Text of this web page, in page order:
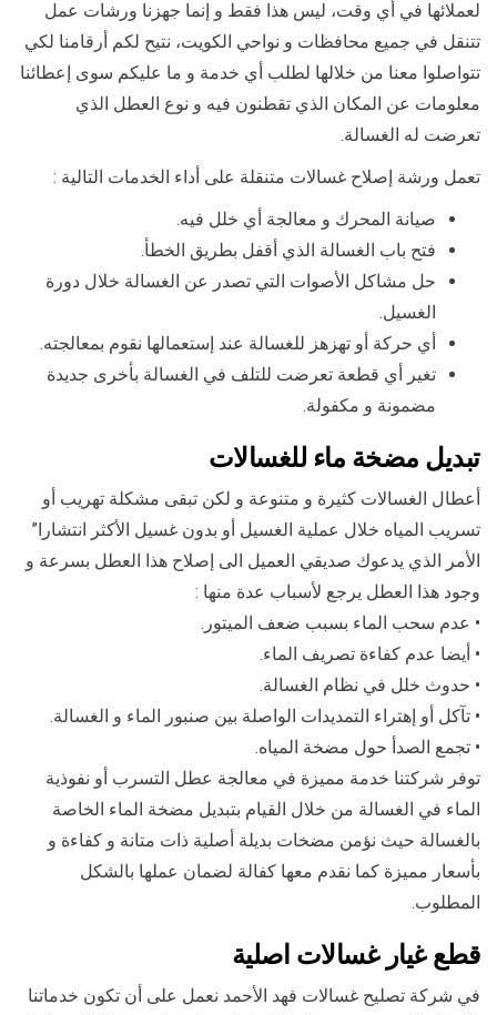
لعملائها في أي وقت، ليس هذا فقط و إنما جهزنا ورشات عمل
تتنقل في جميع محافظات و نواحي الكويت، نتيح لكم أرقامنا لكي
تتواصلوا معنا من خلالها لطلب أي خدمة و ما عليكم سوى إعطائنا
معلومات عن المكان الذي تقطنون فيه و نوع العطل الذي
تعرضت له الغسالة.
تعمل ورشة إصلاح غسالات متنقلة على أداء الخدمات التالية :
صيانة المحرك و معالجة أي خلل فيه.
فتح باب الغسالة الذي أقفل بطريق الخطأ.
حل مشاكل الأصوات التي تصدر عن الغسالة خلال دورة
الغسيل.
أي حركة أو تهزهز للغسالة عند إستعمالها نقوم بمعالجته.
تغير أي قطعة تعرضت للتلف في الغسالة بأخرى جديدة
مضمونة و مكفولة.
تبديل مضخة ماء للغسالات
أعطال الغسالات كثيرة و متنوعة و لكن تبقى مشكلة تهريب أو
تسريب المياه خلال عملية الغسيل أو بدون غسيل الأكثر انتشارا”
الأمر الذي يدعوك صديقي العميل الى إصلاح هذا العطل بسرعة و
وجود هذا العطل يرجع لأسباب عدة منها :
• عدم سحب الماء بسبب ضعف الميتور.
• أيضا عدم كفاءة تصريف الماء.
• حدوث خلل في نظام الغسالة.
• تآكل أو إهتراء التمديدات الواصلة بين صنبور الماء و الغسالة.
• تجمع الصدأ حول مضخة المياه.
توفر شركتنا خدمة مميزة في معالجة عطل التسرب أو نفوذية
الماء في الغسالة من خلال القيام بتبديل مضخة الماء الخاصة
بالغسالة حيث نؤمن مضخات بديلة أصلية ذات متانة و كفاءة و
بأسعار مميزة كما نقدم معها كفالة لضمان عملها بالشكل
المطلوب.
قطع غيار غسالات اصلية
في شركة تصليح غسالات فهد الأحمد نعمل على أن تكون خدماتنا